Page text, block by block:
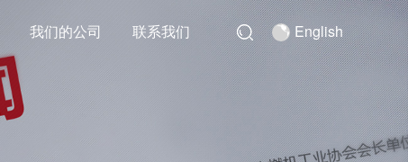
English
我们的公司 联系我们